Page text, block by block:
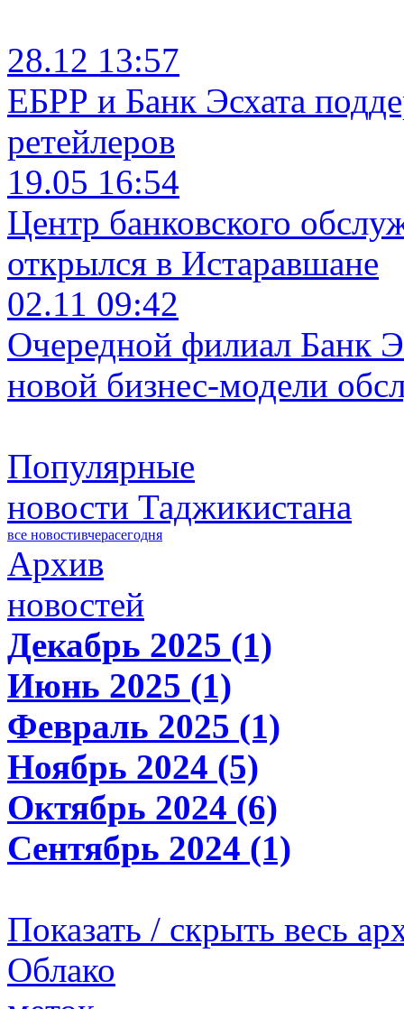
28.12 13:57
ЕБРР и Банк Эсхата
ретейлеров
19.05 16:54
Центр банковского
открылся в Истаравшане
02.11 09:42
Очередной филиал Банк
новой бизнес-модели
Популярные
новости Таджикистана
все новостивчерасегодня
Архив
новостей
Декабрь 2025 (1)
Июнь 2025 (1)
Февраль 2025 (1)
Ноябрь 2024 (5)
Октябрь 2024 (6)
Сентябрь 2024 (1)
Показать / скрыть весь
Облако